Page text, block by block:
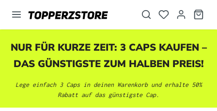
springen
NUR FÜR KURZE ZEIT: 3 CAPS KAUFEN –
DAS GÜNSTIGSTE ZUM HALBEN PREIS!
Lege einfach 3 Caps in deinen Warenkorb und erhalte 50%
Rabatt auf das günstigste Cap.